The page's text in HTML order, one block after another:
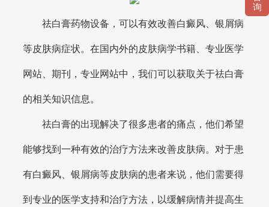
祛白膏药物设备，可以有效改善白癜风、银屑病
等皮肤病症状。在国内外的皮肤病学书籍、专业医学
网站、期刊，专业网站中，我们可以获取关于祛白膏
的相关知识信息。
祛白膏的出现解决了很多患者的痛点，他们希望
能够找到一种有效的治疗方法来改善皮肤病。对于患
有白癜风、银屑病等皮肤病的患者来说，他们需要得
到专业的医学支持和治疗方法，以缓解病情并提高生
询